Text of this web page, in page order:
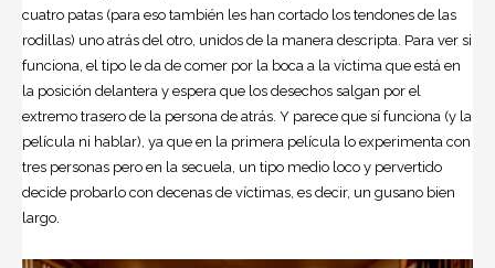
cuatro patas (para eso también les han cortado los tendones de las
rodillas) uno atrás del otro, unidos de la manera descripta. Para ver si
funciona, el tipo le da de comer por la boca a la víctima que está en
la posición delantera y espera que los desechos salgan por el
extremo trasero de la persona de atrás. Y parece que sí funciona (y la
película ni hablar), ya que en la primera película lo experimenta con
tres personas pero en la secuela, un tipo medio loco y pervertido
decide probarlo con decenas de víctimas, es decir, un gusano bien
largo.